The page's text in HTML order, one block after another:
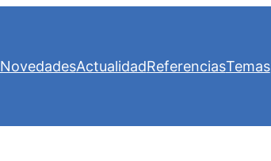
NovedadesActualidadReferenciasTemas